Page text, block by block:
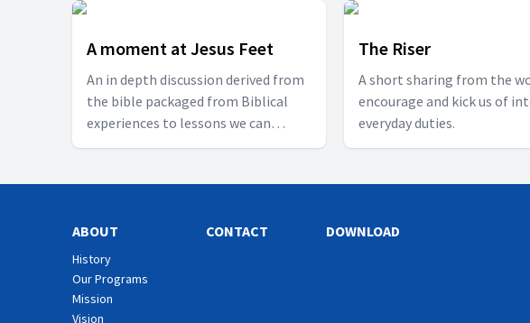
A moment at Jesus Feet
An in depth discussion derived from
the bible packaged from Biblical
experiences to lessons we can
relate. Don't miss out!!
The Riser
A short sharing from the
encourage and kick us of
everyday duties.
ABOUT
History
Our Programs
Mission
Vision
CONTACT DOWNLOAD